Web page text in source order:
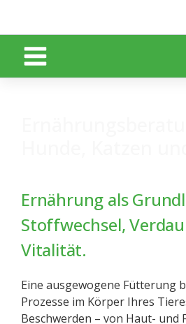
Ernährung als
Stoffwechsel,
Vitalität.
Eine ausgewogene Fütterung
Prozesse im Körper Ihres
Beschwerden – von Haut- und